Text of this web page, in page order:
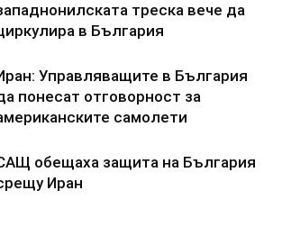
треска вече да
в България
Управляващите в България
понесат отговорност за
самолети
обещаха защита на България
Иран